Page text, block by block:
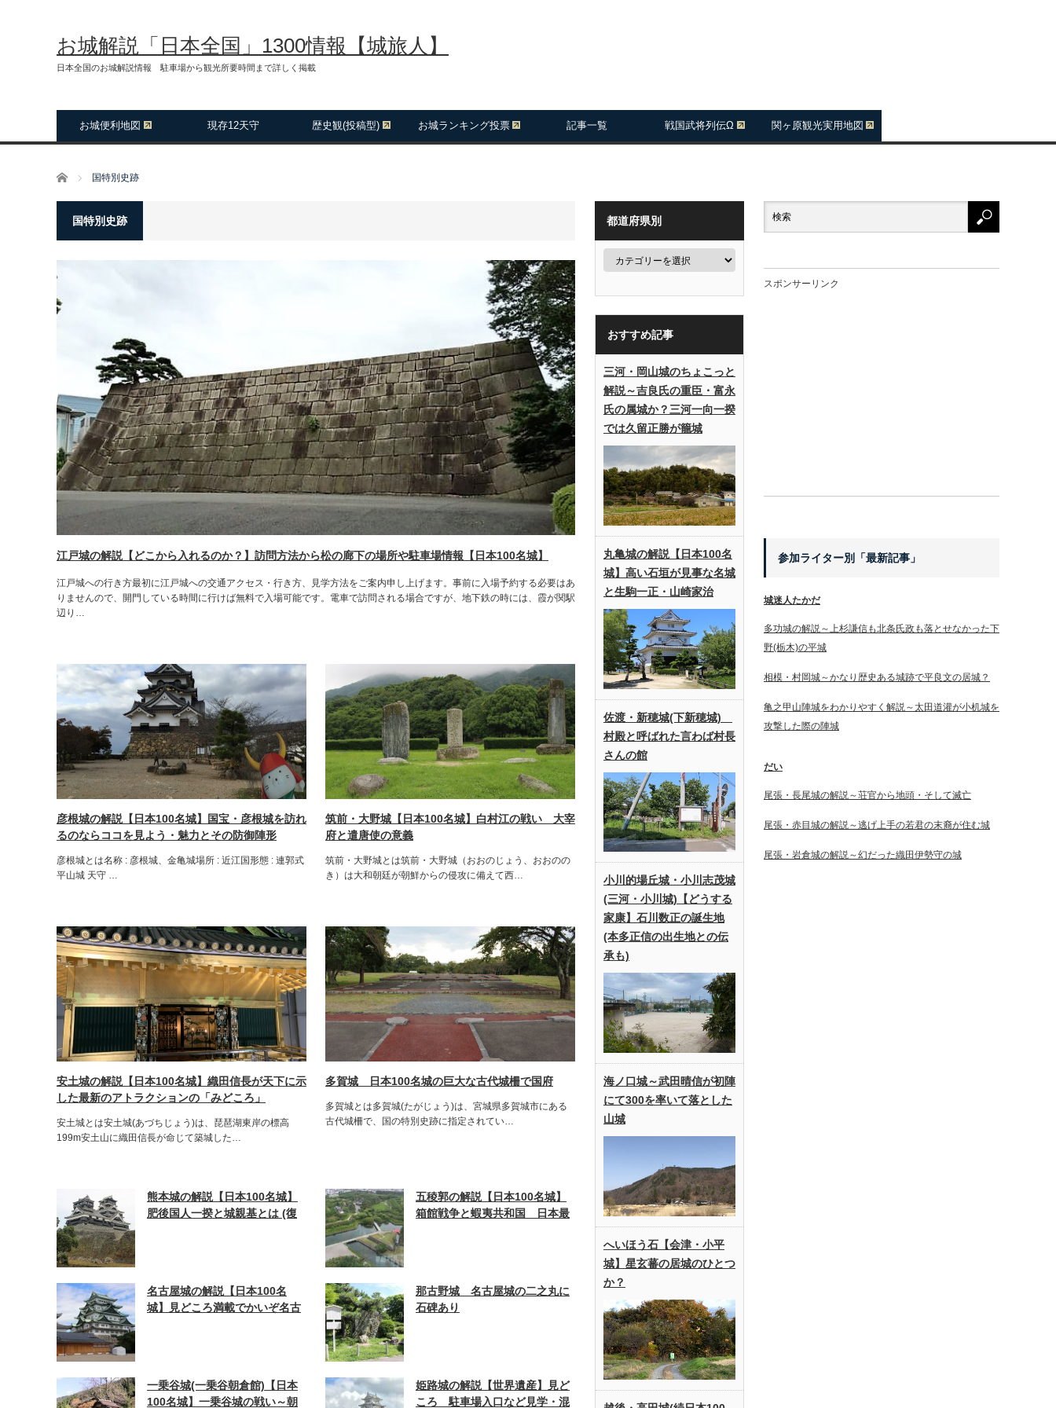
お城解説「日本全国」1300情報【城旅人】
日本全国のお城解説情報 駐車場から観光所要時間まで詳しく掲載
お城便利地図 現存12天守 歴史観(投稿型) お城ランキング投票 記事一覧 戦国武将列伝Ω 関ヶ原観光実用地図
ホーム 国特別史跡
国特別史跡
江戸城の解説【どこから入れるのか？】訪問方法から松の廊下の場所や駐車場情報【日本100名城】
江戸城への行き方最初に江戸城への交通アクセス・行き方、見学方法をご案内申し上げます。事前に入場予約する必要はあ
りませんので、開門している時間に行けば無料で入場可能です。電車で訪問される場合ですが、地下鉄の時には、霞が関駅
辺り…
彦根城の解説【日本100名城】国宝・彦根城を訪れ
るのならココを見よう・魅力とその防御陣形
彦根城とは名称 : 彦根城、金亀城場所 : 近江国形態 : 連郭式
平山城 天守 …
筑前・大野城【日本100名城】白村江の戦い 大宰
府と遣唐使の意義
筑前・大野城とは筑前・大野城（おおのじょう、おおのの
き）は大和朝廷が朝鮮からの侵攻に備えて西…
安土城の解説【日本100名城】織田信長が天下に示
した最新のアトラクションの「みどころ」
安土城とは安土城(あづちじょう)は、琵琶湖東岸の標高
199m安土山に織田信長が命じて築城した…
多賀城 日本100名城の巨大な古代城柵で国府
多賀城とは多賀城(たがじょう)は、宮城県多賀城市にある
古代城柵で、国の特別史跡に指定されてい…
熊本城の解説【日本100名城】
肥後国人一揆と城親基とは (復
五稜郭の解説【日本100名城】
箱館戦争と蝦夷共和国 日本最
名古屋城の解説【日本100名
城】見どころ満載でかいぞ名古
那古野城 名古屋城の二之丸に
石碑あり
一乗谷城(一乗谷朝倉館)【日本
100名城】一乗谷城の戦い～朝
姫路城の解説【世界遺産】見ど
ころ 駐車場入口など見学・混
都道府県別
おすすめ記事
三河・岡山城のちょこっと
解説～吉良氏の重臣・富永
氏の属城か？三河一向一揆
では久留正勝が籠城
丸亀城の解説【日本100名
城】高い石垣が見事な名城
と生駒一正・山崎家治
佐渡・新穂城(下新穂城)
村殿と呼ばれた言わば村長
さんの館
小川的場丘城・小川志茂城
(三河・小川城)【どうする
家康】石川数正の誕生地
(本多正信の出生地との伝
承も)
海ノ口城～武田晴信が初陣
にて300を率いて落とした
山城
へいほう石【会津・小平
城】星玄蕃の居城のひとつ
か？
スポンサーリンク
参加ライター別「最新記事」
城迷人たかだ
多功城の解説～上杉謙信も北条氏政も落とせなかった下
野(栃木)の平城
相模・村岡城～かなり歴史ある城跡で平良文の居城？
亀之甲山陣城をわかりやすく解説～太田道灌が小机城を
攻撃した際の陣城
だい
尾張・長尾城の解説～荘官から地頭・そして滅亡
尾張・赤目城の解説～逃げ上手の若君の末裔が住む城
尾張・岩倉城の解説～幻だった織田伊勢守の城